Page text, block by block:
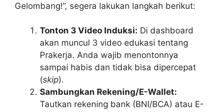
Gelombang!”, segera lakukan langkah berikut:
Tonton 3 Video Induksi: Di dashboard
akan muncul 3 video edukasi tentang
Prakerja. Anda wajib menontonnya
sampai habis dan tidak bisa dipercepat
(skip).
Sambungkan Rekening/E-Wallet:
Tautkan rekening bank (BNI/BCA) atau E-